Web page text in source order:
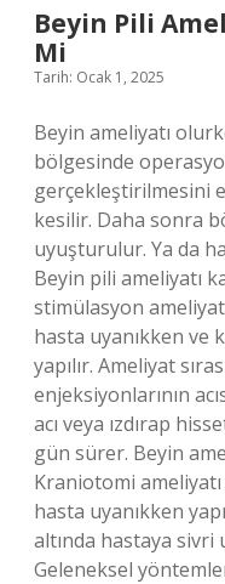
Beyin Pili
Mi
Tarih: Ocak 1, 2025
Beyin ameliyatı
bölgesinde
gerçekleştirilmesini
kesilir. Daha sonra
uyuşturulur. Ya da
Beyin pili ameliyatı
stimülasyon
hasta uyanıkken ve
yapılır. Ameliyat
enjeksiyonlarının
acı veya ızdırap
gün sürer. Beyin
Kraniotomi
hasta uyanıkken
altında hastaya sivri
Geleneksel